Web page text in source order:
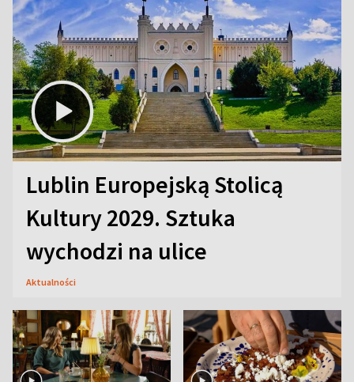
Lublin Europejską Stolicą
Kultury 2029. Sztuka
wychodzi na ulice
Aktualności